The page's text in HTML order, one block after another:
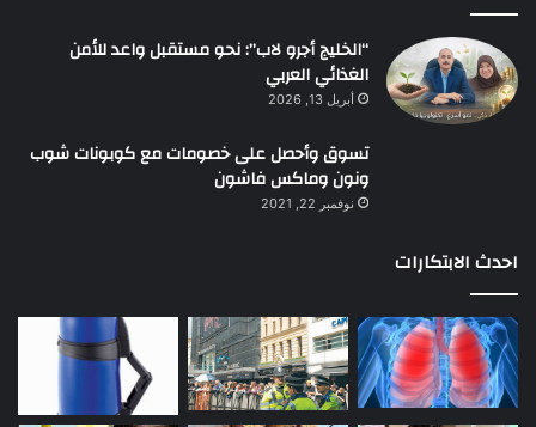
“الخليج أجرو لاب”: نحو مستقبل واعد للأمن
الغذائي العربي
أبريل 13, 2026
تسوق وأحصل على خصومات مع كوبونات شوب
ونون وماكس فاشون
نوفمبر 22, 2021
احدث الابتكارات